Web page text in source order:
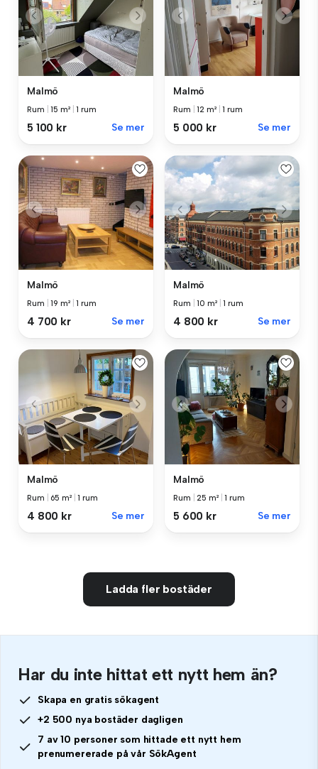
Malmö
Rum |15 m² |1 rum
5 100 kr Se mer
Malmö
Rum |12 m² |1 rum
5 000 kr Se mer
Malmö
Rum |19 m² |1 rum
4 700 kr Se mer
Malmö
Rum |10 m² |1 rum
4 800 kr Se mer
Malmö
Rum 65 m² |1 rum
4 800 kr Se mer
Malmö
Rum 25 m² |1 rum
5 600 kr Se mer
Ladda fler bostäder
Har du inte hittat ett nytt hem än?
Skapa en gratis sökagent
+2 500 nya bostäder dagligen
7 av 10 personer som hittade ett nytt hem
prenumererade på vår SökAgent